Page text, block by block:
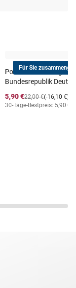
Für Sie
Postfrischer Jahrgang
Bundesrepublik
5,90 €
(-16,10 €)
22,00 €
30-Tage-Bestpreis: 5,90 €